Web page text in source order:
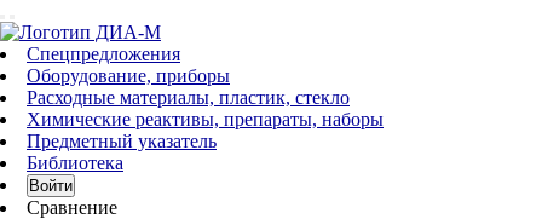
Спецпредложения
Оборудование, приборы
Расходные материалы, пластик, стекло
Химические реактивы, препараты, наборы
Предметный указатель
Библиотека
Войти
Сравнение